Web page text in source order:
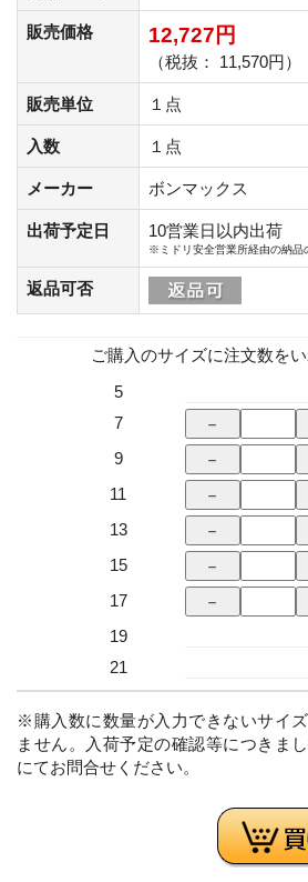
販売価格 12,727円
（税抜： 11,570円）
販売単位 １点
入数 １点
メーカー ボンマックス
出荷予定日 10営業日以内出荷
※ミドリ安全営業所経由の納品
返品可否
ご購入のサイズに注文数を
5
7
9
11
13
15
17
19
21
※購入数に数量が入力できないサイ
ません。入荷予定の確認等につきま
にてお問合せください。